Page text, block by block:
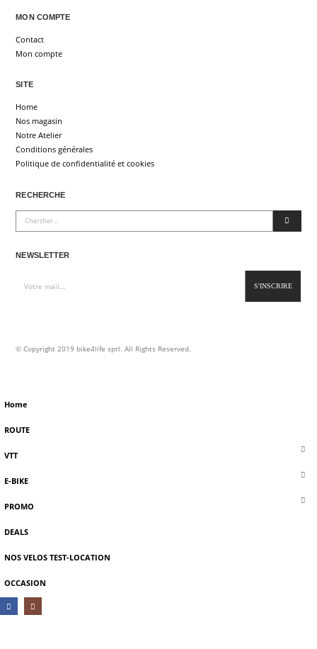
MON COMPTE
Contact
Mon compte
SITE
Home
Nos magasin
Notre Atelier
Conditions générales
Politique de confidentialité et cookies
RECHERCHE
NEWSLETTER
© Copyright 2019 bike4life sprl. All Rights Reserved.
Home
ROUTE
VTT
E-BIKE
PROMO
DEALS
NOS VELOS TEST-LOCATION
OCCASION